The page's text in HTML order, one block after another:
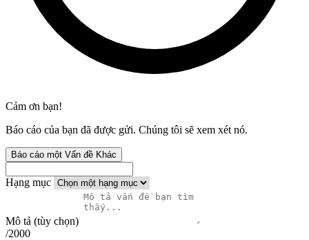
Cảm ơn bạn!
Báo cáo của bạn đã được gửi. Chúng tôi sẽ xem xét nó.
Báo cáo một Vấn đề Khác
Hạng mục
Mô tả (tùy chọn)
/2000